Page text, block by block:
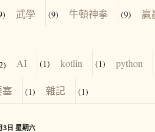
武學 (9) 牛頓神拳 (9) 贏
AI (1) kotlin (1) python
(1) 雜記 (1)
3日 星期六